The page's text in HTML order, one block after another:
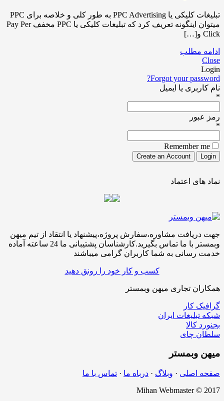
تبلیغات کلیکی یا PPC Advertising به طور کلی و خلاصه برای PPC
میتوان اینگونه تعریف کرد که تبلیغات کلیکی یا PPC مخفف Pay Per
Click و[…]
ادامه مطلب
Close
Login
Forgot your password?
نام کاربری یا ایمیل
*
رمز عبور
*
Remember me
نماد های اعتماد
جهت دریافت مشاوره،سفارش پروژه،پیشنهاد یا انتقاد از تیم میهن
وبمستر با ما تماس بگیرید.کارشناسان پشتیبانی ما 24 ساعته آماده
خدمت رسانی به شما کاربران گرامی میباشند
کسب و کار خود را رونق دهید
همکاران تجاری میهن وبمستر
گرافیک کار
شبکه تبلیغات ایران
بجنورد کالا
سلطان چای
میهن وبمستر
صفحه اصلی · وبلاگ · درباه ما · تماس با ما
Mihan Webmaster © 2017